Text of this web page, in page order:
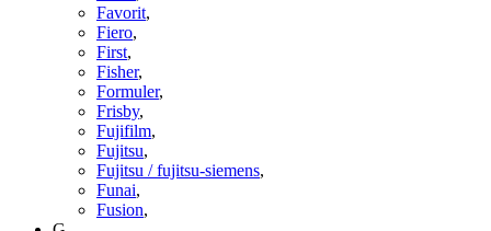
Favorit,
Fiero,
First,
Fisher,
Formuler,
Frisby,
Fujifilm,
Fujitsu,
Fujitsu / fujitsu-siemens,
Funai,
Fusion,